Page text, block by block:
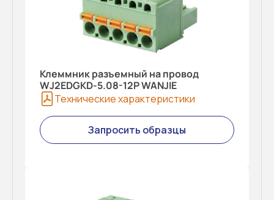
Клеммник разъемный на провод
WJ2EDGKD-5.08-12P WANJIE
Технические характеристики
Запросить образцы